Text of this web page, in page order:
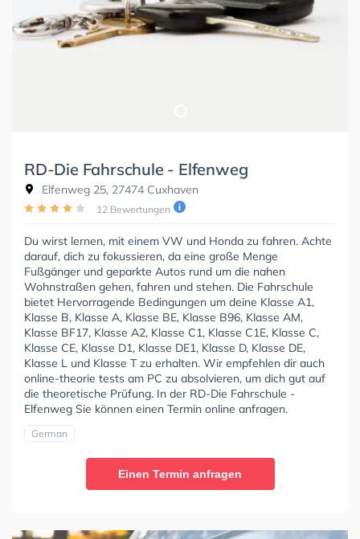
RD-Die Fahrschule - Elfenweg
Elfenweg 25, 27474 Cuxhaven
12 Bewertungen
Du wirst lernen, mit einem VW und Honda zu fahren. Achte
darauf, dich zu fokussieren, da eine große Menge
Fußgänger und geparkte Autos rund um die nahen
Wohnstraßen gehen, fahren und stehen. Die Fahrschule
bietet Hervorragende Bedingungen um deine Klasse A1,
Klasse B, Klasse A, Klasse BE, Klasse B96, Klasse AM,
Klasse BF17, Klasse A2, Klasse C1, Klasse C1E, Klasse C,
Klasse CE, Klasse D1, Klasse DE1, Klasse D, Klasse DE,
Klasse L und Klasse T zu erhalten. Wir empfehlen dir auch
online-theorie tests am PC zu absolvieren, um dich gut auf
die theoretische Prüfung. In der RD-Die Fahrschule -
Elfenweg Sie können einen Termin online anfragen.
German
Einen Termin anfragen